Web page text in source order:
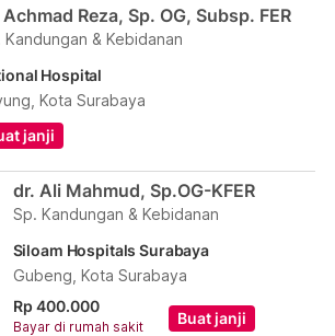
Reza, Sp. OG, Subsp. FER
Kandungan & Kebidanan
Hospital
Kota Surabaya
janji
dr. Ali Mahmud, Sp.OG-KFER
Sp. Kandungan & Kebidanan
Siloam Hospitals Surabaya
Gubeng, Kota Surabaya
Rp 400.000
Bayar di rumah sakit Buat janji